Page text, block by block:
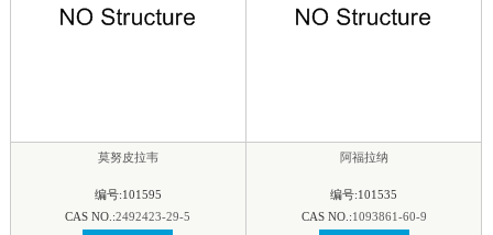
莫努皮拉韦
编号:101595
CAS NO.:2492423-29-5
阿福拉纳
编号:101535
CAS NO.:1093861-60-9